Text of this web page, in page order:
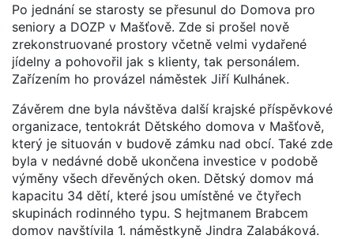
Po jednání se starosty se přesunul do Domova pro
seniory a DOZP v Mašťově. Zde si prošel nově
zrekonstruované prostory včetně velmi vydařené
jídelny a pohovořil jak s klienty, tak personálem.
Zařízením ho provázel náměstek Jiří Kulhánek.
Závěrem dne byla návštěva další krajské příspěvkové
organizace, tentokrát Dětského domova v Mašťově,
který je situován v budově zámku nad obcí. Také zde
byla v nedávné době ukončena investice v podobě
výměny všech dřevěných oken. Dětský domov má
kapacitu 34 dětí, které jsou umístěné ve čtyřech
skupinách rodinného typu. S hejtmanem Brabcem
domov navštívila 1. náměstkyně Jindra Zalabáková.